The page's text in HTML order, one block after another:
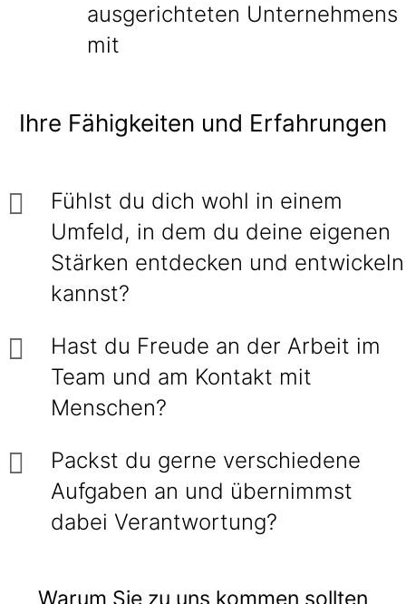
ausgerichteten Unternehmens
mit
Ihre Fähigkeiten und Erfahrungen
Fühlst du dich wohl in einem
Umfeld, in dem du deine eigenen
Stärken entdecken und entwickeln
kannst?
Hast du Freude an der Arbeit im
Team und am Kontakt mit
Menschen?
Packst du gerne verschiedene
Aufgaben an und übernimmst
dabei Verantwortung?
Warum Sie zu uns kommen sollten